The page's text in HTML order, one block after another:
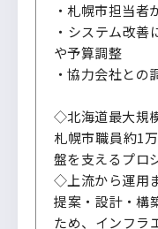
・札幌市担当者
・システム改
や予算調整
・協力会社と
◇北海道最大規
札幌市職員約1
盤を支えるプロ
◇上流から運用
提案・設計・構
ため、インフラ